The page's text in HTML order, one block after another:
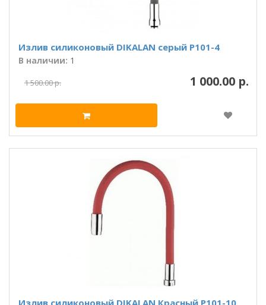
Излив силиконовый DIKALAN серый P101-4
В наличии: 1
1 000.00 р.
1 500.00 р.